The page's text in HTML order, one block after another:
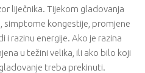
liječnika. Tijekom gladovanja
simptome kongestije, promjene
i razinu energije. Ako je razina
u težini velika, ili ako bilo koji
treba prekinuti.